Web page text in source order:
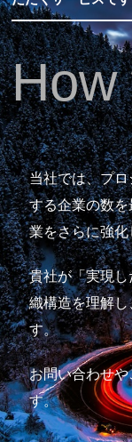
How
当社では、プ
する企業の数
業をさらに強
貴社が「実現
織構造を理解
す。
お問い合わせ
す。